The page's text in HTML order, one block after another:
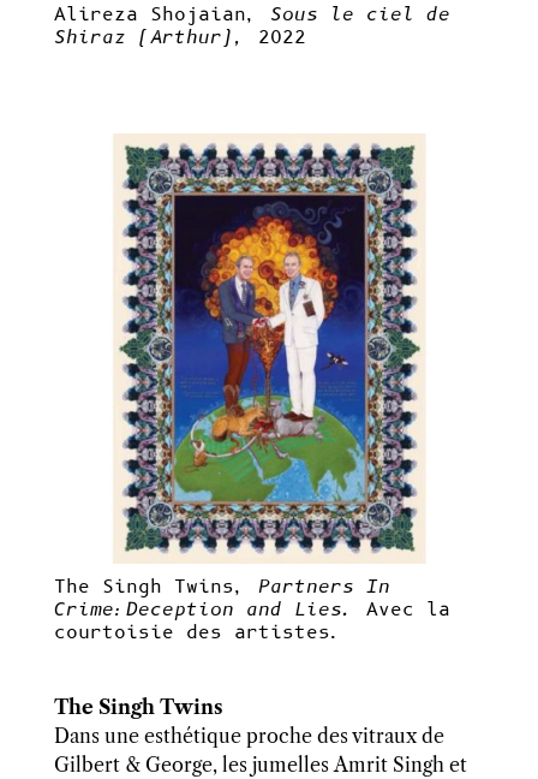
Alireza Shojaian, Sous le ciel de
Shiraz (Arthur),
2022
The Singh Twins, Partners In
Crime:Deception and Lies. Avec la
courtoisie des artistes.
The Singh Twins
Dans une esthétique proche des vitraux de
Gilbert & George, les jumelles Amrit Singh et